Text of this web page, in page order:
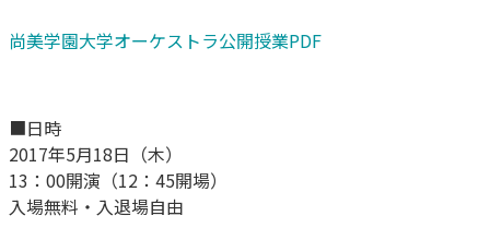
尚美学園大学オーケストラ公開授業PDF
■日時
2017年5月18日（木）
13：00開演（12：45開場）
入場無料・入退場自由